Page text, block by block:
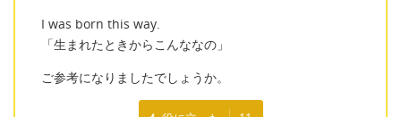
I was born this way.
「生まれたときからこんななの」
ご参考になりましたでしょうか。